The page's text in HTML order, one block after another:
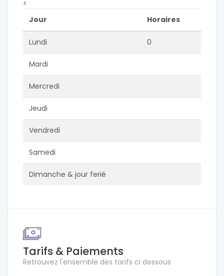
<
Jour
Horaires
Lundi 0
Mardi
Mercredi
Jeudi
Vendredi
Samedi
Dimanche & jour ferié
Tarifs & Paiements
Retrouvez l'ensemble des tarifs ci dessous